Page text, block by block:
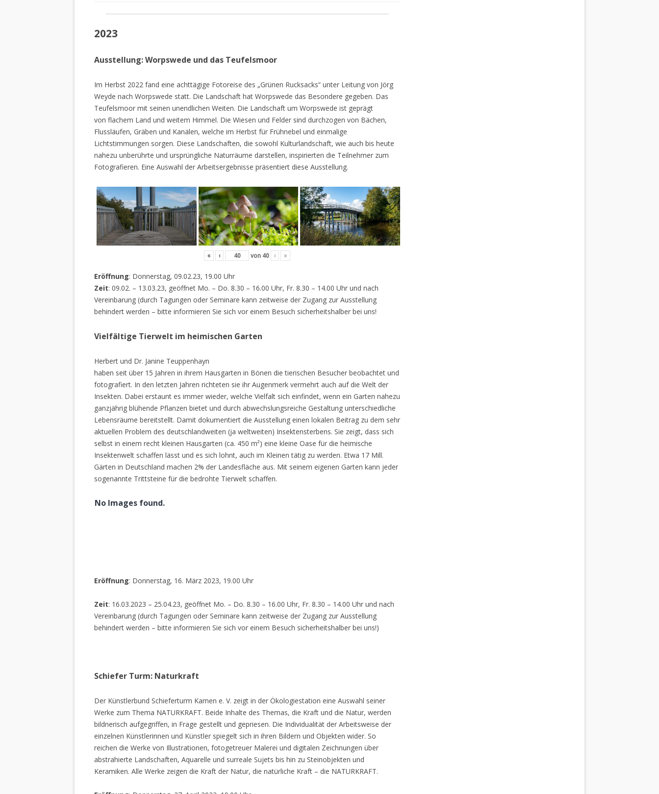
2023
Ausstellung: Worpswede und das Teufelsmoor
Im Herbst 2022 fand eine achttägige Fotoreise des „Grünen Rucksacks“ unter Leitung von Jörg
Weyde nach Worpswede statt. Die Landschaft hat Worpswede das Besondere gegeben. Das
Teufelsmoor mit seinen unendlichen Weiten. Die Landschaft um Worpswede ist geprägt
von flachem Land und weitem Himmel. Die Wiesen und Felder sind durchzogen von Bächen,
Flussläufen, Gräben und Kanälen, welche im Herbst für Frühnebel und einmalige
Lichtstimmungen sorgen. Diese Landschaften, die sowohl Kulturlandschaft, wie auch bis heute
nahezu unberührte und ursprüngliche Naturräume darstellen, inspirierten die Teilnehmer zum
Fotografieren. Eine Auswahl der Arbeitsergebnisse präsentiert diese Ausstellung.
« ‹ von 40 › »
Eröffnung: Donnerstag, 09.02.23, 19.00 Uhr
Zeit: 09.02. – 13.03.23, geöffnet Mo. – Do. 8.30 – 16.00 Uhr, Fr. 8.30 – 14.00 Uhr und nach
Vereinbarung (durch Tagungen oder Seminare kann zeitweise der Zugang zur Ausstellung
behindert werden – bitte informieren Sie sich vor einem Besuch sicherheitshalber bei uns!
Vielfältige Tierwelt im heimischen Garten
Herbert und Dr. Janine Teuppenhayn
haben seit über 15 Jahren in ihrem Hausgarten in Bönen die tierischen Besucher beobachtet und
fotografiert. In den letzten Jahren richteten sie ihr Augenmerk vermehrt auch auf die Welt der
Insekten. Dabei erstaunt es immer wieder, welche Vielfalt sich einfindet, wenn ein Garten nahezu
ganzjährig blühende Pflanzen bietet und durch abwechslungsreiche Gestaltung unterschiedliche
Lebensräume bereitstellt. Damit dokumentiert die Ausstellung einen lokalen Beitrag zu dem sehr
aktuellen Problem des deutschlandweiten (ja weltweiten) Insektensterbens. Sie zeigt, dass sich
selbst in einem recht kleinen Hausgarten (ca. 450 m²) eine kleine Oase für die heimische
Insektenwelt schaffen lässt und es sich lohnt, auch im Kleinen tätig zu werden. Etwa 17 Mill.
Gärten in Deutschland machen 2% der Landesfläche aus. Mit seinem eigenen Garten kann jeder
sogenannte Trittsteine für die bedrohte Tierwelt schaffen.
No Images found.
Eröffnung: Donnerstag, 16. März 2023, 19.00 Uhr
Zeit: 16.03.2023 – 25.04.23, geöffnet Mo. – Do. 8.30 – 16.00 Uhr, Fr. 8.30 – 14.00 Uhr und nach
Vereinbarung (durch Tagungen oder Seminare kann zeitweise der Zugang zur Ausstellung
behindert werden – bitte informieren Sie sich vor einem Besuch sicherheitshalber bei uns!)
Schiefer Turm: Naturkraft
Der Künstlerbund Schieferturm Kamen e. V. zeigt in der Ökologiestation eine Auswahl seiner
Werke zum Thema NATURKRAFT. Beide Inhalte des Themas, die Kraft und die Natur, werden
bildnerisch aufgegriffen, in Frage gestellt und gepriesen. Die Individualität der Arbeitsweise der
einzelnen Künstlerinnen und Künstler spiegelt sich in ihren Bildern und Objekten wider. So
reichen die Werke von Illustrationen, fotogetreuer Malerei und digitalen Zeichnungen über
abstrahierte Landschaften, Aquarelle und surreale Sujets bis hin zu Steinobjekten und
Keramiken. Alle Werke zeigen die Kraft der Natur, die natürliche Kraft – die NATURKRAFT.